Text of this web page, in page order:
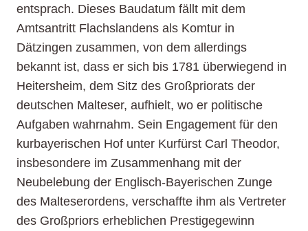
entsprach. Dieses Baudatum fällt mit dem
Amtsantritt Flachslandens als Komtur in
Dätzingen zusammen, von dem allerdings
bekannt ist, dass er sich bis 1781 überwiegend in
Heitersheim, dem Sitz des Großpriorats der
deutschen Malteser, aufhielt, wo er politische
Aufgaben wahrnahm. Sein Engagement für den
kurbayerischen Hof unter Kurfürst Carl Theodor,
insbesondere im Zusammenhang mit der
Neubelebung der Englisch-Bayerischen Zunge
des Malteserordens, verschaffte ihm als Vertreter
des Großpriors erheblichen Prestigegewinn